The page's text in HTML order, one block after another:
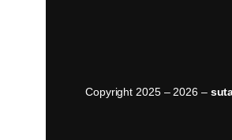
Copyright 2025 – 2026 –